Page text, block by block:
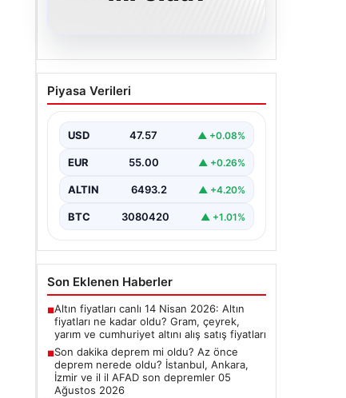
05.08.2026
Son dakika deprem mi
oldu? Az önce deprem
Ankara, İzmir ve il il AFAD
son depremler 05
{ "title": "05 Ağustos 2026 Güncel
Değerlendirmeler", "content":
Piyasa Verileri
USD 47.57 ▲ +0.08%
EUR 55.00 ▲ +0.26%
ALTIN 6493.2 ▲ +4.20%
BTC 3080420 ▲ +1.01%
Son Eklenen Haberler
■Altın fiyatları canlı 14 Nisan 2026: Altın
fiyatları ne kadar oldu? Gram, çeyrek,
yarım ve cumhuriyet altını alış satış fiyatları
■Son dakika deprem mi oldu? Az önce
deprem nerede oldu? İstanbul, Ankara,
İzmir ve il il AFAD son depremler 05
Ağustos 2026